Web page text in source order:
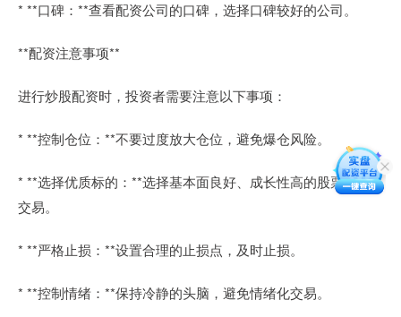
* **口碑：**查看配资公司的口碑，选择口碑较好的公司。
**配资注意事项**
进行炒股配资时，投资者需要注意以下事项：
* **控制仓位：**不要过度放大仓位，避免爆仓风险。
* **选择优质标的：**选择基本面良好、成长性高的股票进行
交易。
* **严格止损：**设置合理的止损点，及时止损。
* **控制情绪：**保持冷静的头脑，避免情绪化交易。